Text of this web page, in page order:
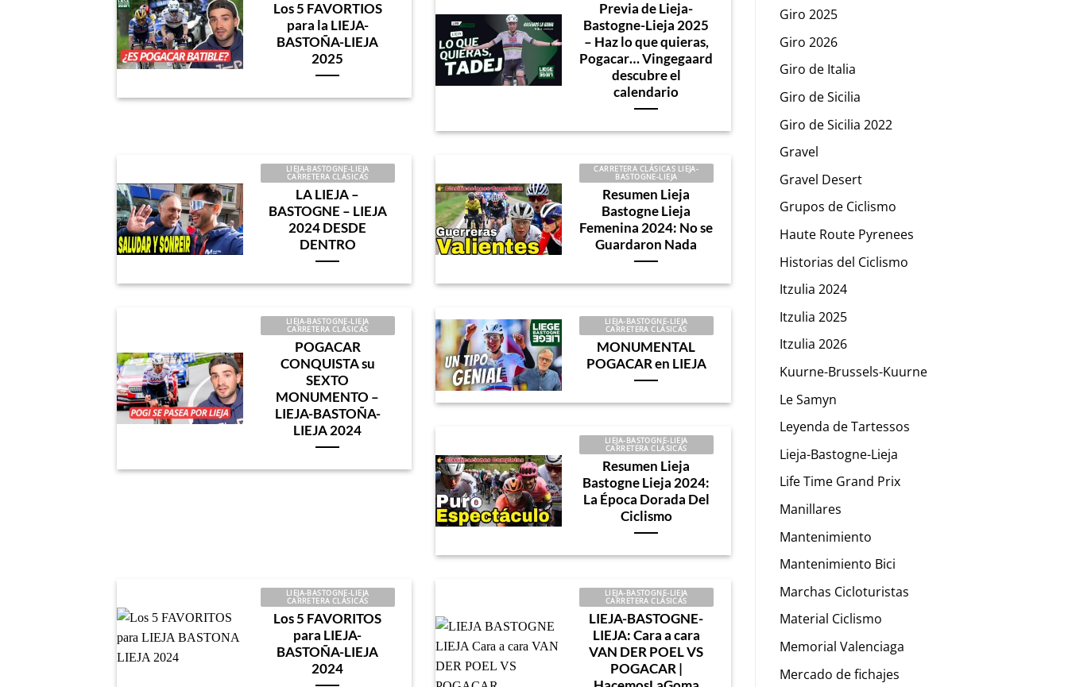
Los 5 FAVORTIOS
para la LIEJA-
BASTOÑA-LIEJA
2025
Previa de Lieja-
Bastogne-Lieja 2025
– Haz lo que quieras,
Pogacar… Vingegaard
descubre el
calendario
LIEJA-BASTOGNE-LIEJA
CARRETERA CLÁSICAS
LA LIEJA –
BASTOGNE – LIEJA
2024 DESDE
DENTRO
CARRETERA CLÁSICAS LIEJA-
BASTOGNE-LIEJA
Resumen Lieja
Bastogne Lieja
Femenina 2024: No se
Guardaron Nada
LIEJA-BASTOGNE-LIEJA
CARRETERA CLÁSICAS
POGACAR
CONQUISTA su
SEXTO
MONUMENTO –
LIEJA-BASTOÑA-
LIEJA 2024
LIEJA-BASTOGNE-LIEJA
CARRETERA CLÁSICAS
MONUMENTAL
POGACAR en LIEJA
LIEJA-BASTOGNE-LIEJA
CARRETERA CLÁSICAS
Resumen Lieja
Bastogne Lieja 2024:
La Época Dorada Del
Ciclismo
LIEJA-BASTOGNE-LIEJA
CARRETERA CLÁSICAS
Los 5 FAVORITOS
para LIEJA-
BASTOÑA-LIEJA
2024
LIEJA-BASTOGNE-LIEJA
CARRETERA CLÁSICAS
LIEJA-BASTOGNE-
LIEJA: Cara a cara
VAN DER POEL VS
POGACAR |
Giro 2025
Giro 2026
Giro de Italia
Giro de Sicilia
Giro de Sicilia 2022
Gravel
Gravel Desert
Grupos de Ciclismo
Haute Route Pyrenees
Historias del Ciclismo
Itzulia 2024
Itzulia 2025
Itzulia 2026
Kuurne-Brussels-Kuurne
Le Samyn
Leyenda de Tartessos
Lieja-Bastogne-Lieja
Life Time Grand Prix
Manillares
Mantenimiento
Mantenimiento Bici
Marchas Cicloturistas
Material Ciclismo
Memorial Valenciaga
Mercado de fichajes